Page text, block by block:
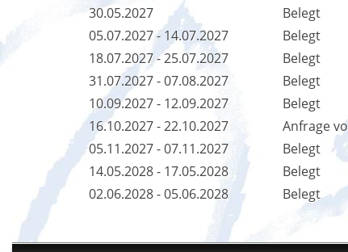
30.05.2027
Belegt
05.07.2027 - 14.07.2027
Belegt
18.07.2027 - 25.07.2027
Belegt
31.07.2027 - 07.08.2027
Belegt
10.09.2027 - 12.09.2027
Belegt
16.10.2027 - 22.10.2027
Anfrage
05.11.2027 - 07.11.2027
Belegt
14.05.2028 - 17.05.2028
Belegt
02.06.2028 - 05.06.2028
Belegt